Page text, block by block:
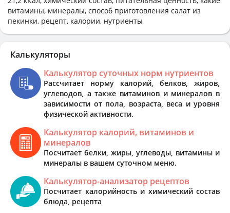
витамины, минералы, способ приготовления салат из
пекинки, рецепт, калории, нутриенты
Калькуляторы
Калькулятор суточных норм нутриентов
Рассчитает норму калорий, белков, жиров,
углеводов, а также витаминов и минералов в
зависимости от пола, возраста, веса и уровня
физической активности.
Калькулятор калорий, витаминов и
минералов
Посчитает белки, жиры, углеводы, витамины и
минералы в вашем суточном меню.
Калькулятор-анализатор рецептов
Посчитает калорийность и химический состав
блюда, рецепта